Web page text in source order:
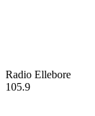
Radio Ellebore
105.9